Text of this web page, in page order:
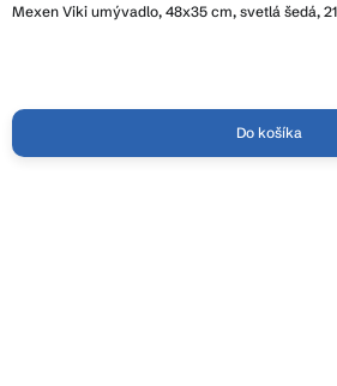
Mexen Viki umývadlo, 48x35 cm, svetlá šedá,
Do košíka